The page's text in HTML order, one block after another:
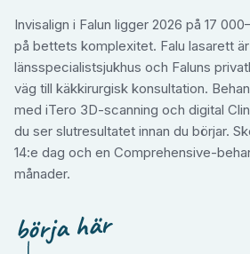
Invisalign i Falun ligger 2026 på 17
på bettets komplexitet. Falu lasarett är
länsspecialistsjukhus och Faluns
väg till käkkirurgisk konsultation.
med iTero 3D-scanning och digital
du ser slutresultatet innan du börjar.
14:e dag och en Comprehensive-
månader.
börja här